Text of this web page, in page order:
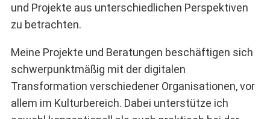
und Projekte aus unterschiedlichen Perspektiven
zu betrachten.
Meine Projekte und Beratungen beschäftigen sich
schwerpunktmäßig mit der digitalen
Transformation verschiedener Organisationen, vor
allem im Kulturbereich. Dabei unterstütze ich